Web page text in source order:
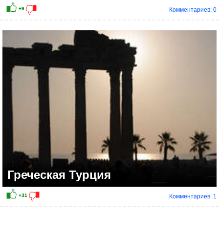
Комментариев: 0
Греческая Турция
Комментариев: 1